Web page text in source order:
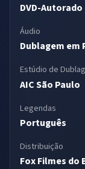
DVD-
Áudio
Dublagem em
Estúdio de
AIC São Paulo
Legendas
Português
Distribuição
Fox Filmes do